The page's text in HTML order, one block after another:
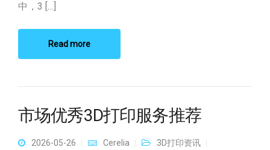
中，3 […]
Read more
市场优秀3D打印服务推荐
2026-05-26 Cerelia
3D打印资讯